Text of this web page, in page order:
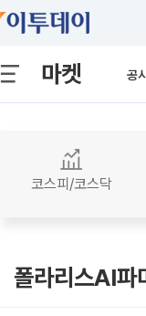
마켓 공시
코스피/코스닥
폴라리스AI파